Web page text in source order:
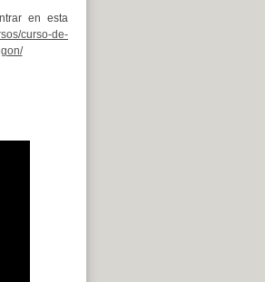
en esta
curso-de-